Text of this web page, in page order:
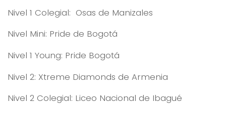
Nivel 1 Colegial: Osas de Manizales
Nivel Mini: Pride de Bogotá
Nivel 1 Young: Pride Bogotá
Nivel 2: Xtreme Diamonds de Armenia
Nivel 2 Colegial: Liceo Nacional de Ibagué